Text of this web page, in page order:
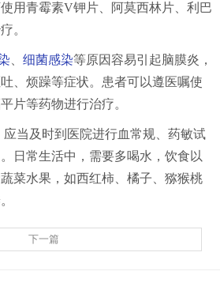
用青霉素V钾片、阿莫西林片、利巴
。
细菌感染等原因容易引起脑膜炎，
、烦躁等症状。患者可以遵医嘱使
片等药物进行治疗。
当及时到医院进行血常规、药敏试
日常生活中，需要多喝水，饮食以
菜水果，如西红柿、橘子、猕猴桃
下一篇